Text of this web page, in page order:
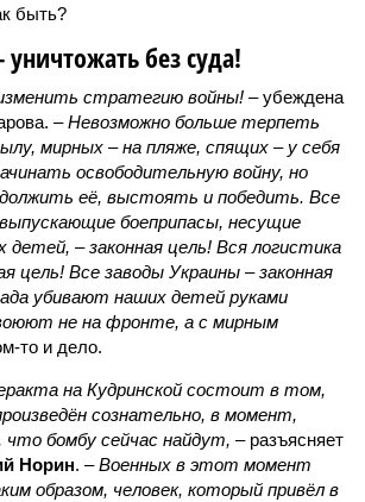
быть?
уничтожать без суда!
стратегию войны! – убеждена
–Невозможно больше терпеть
мирных – на пляже, спящих – у себя
освободительную войну, но
её, выстоять и победить. Все
боеприпасы, несущие
– законная цель! Вся логистика
цель! Все заводы Украины – законная
убивают наших детей руками
не на фронте, а с мирным
то и дело.
на Кудринской состоит в том,
сознательно, в момент,
что бомбу сейчас найдут, – разъясняет
Норин. –Военных в этот момент
образом, человек, который привёл в